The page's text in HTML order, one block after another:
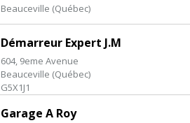
Beauceville (Québec)
Démarreur Expert J.M
604, 9eme Avenue
Beauceville (Québec)
G5X1J1
Garage A Roy